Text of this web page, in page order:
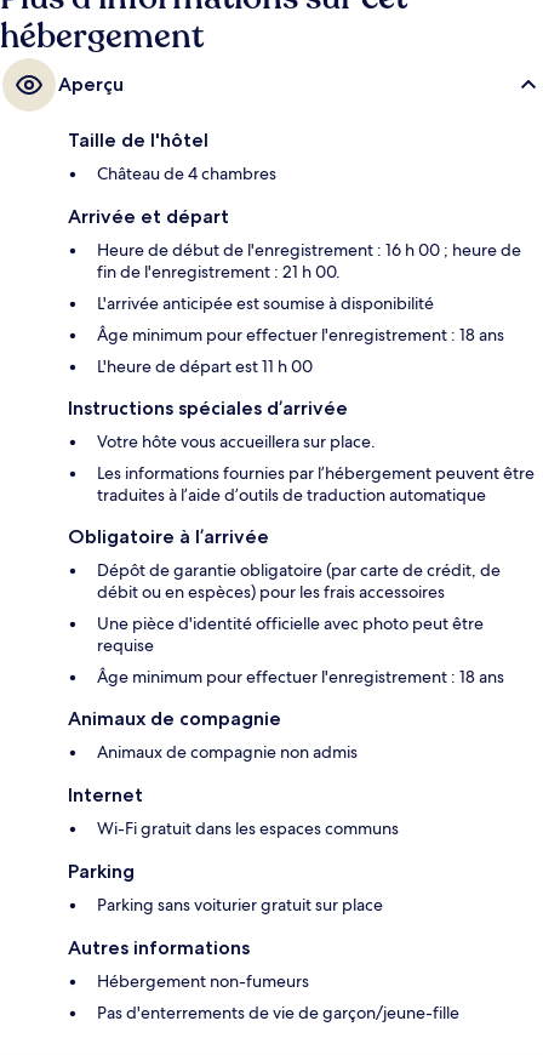
hébergement
Aperçu
Taille de l'hôtel
Château de 4 chambres
Arrivée et départ
Heure de début de l'enregistrement : 16 h 00 ; heure de
fin de l'enregistrement : 21 h 00.
L'arrivée anticipée est soumise à disponibilité
Âge minimum pour effectuer l'enregistrement : 18 ans
L'heure de départ est 11 h 00
Instructions spéciales d’arrivée
Votre hôte vous accueillera sur place.
Les informations fournies par l’hébergement peuvent être
traduites à l’aide d’outils de traduction automatique
Obligatoire à l’arrivée
Dépôt de garantie obligatoire (par carte de crédit, de
débit ou en espèces) pour les frais accessoires
Une pièce d'identité officielle avec photo peut être
requise
Âge minimum pour effectuer l'enregistrement : 18 ans
Animaux de compagnie
Animaux de compagnie non admis
Internet
Wi-Fi gratuit dans les espaces communs
Parking
Parking sans voiturier gratuit sur place
Autres informations
Hébergement non-fumeurs
Pas d'enterrements de vie de garçon/jeune-fille